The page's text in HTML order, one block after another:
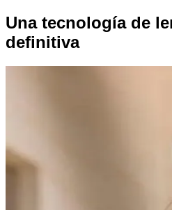
Una tecnología de
definitiva